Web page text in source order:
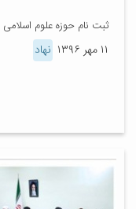
ثبت نام حوزه علوم
۱۱ مهر ۱۳۹۶ نهاد